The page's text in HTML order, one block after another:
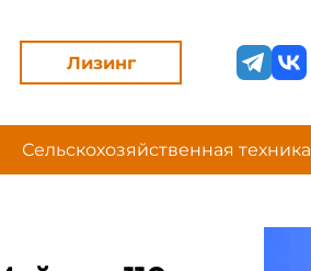
Лизинг
Сельскохозяйственная техника